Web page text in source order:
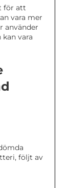
för att
vara mer
använder
vara
följt av